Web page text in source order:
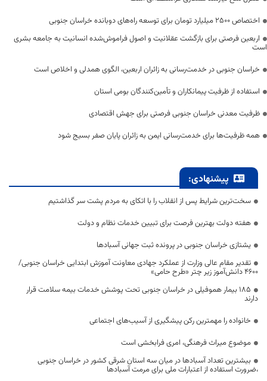
اختصاص 2500 میلیارد تومان برای توسعه راه‌های دوبانده خراسان جنوبی
اربعین فرصتی برای بازگشت عقلانیت و اصول فراموش‌شده انسانیت به جامعه بشری
است
خراسان جنوبی در خدمت‌رسانی به زائران اربعین، الگوی همدلی و اخلاص است
استفاده از ظرفیت پیمانکاران و تأمین‌کنندگان بومی استان
ظرفیت معدنی خراسان جنوبی فرصتی برای جهش اقتصادی
همه ظرفیت‌ها برای خدمت‌رسانی ایمن به زائران پایان صفر بسیج شود
پیشنهادی:
سخت‌ترین شرایط پس از انقلاب را با اتکای به مردم پشت سر گذاشتیم
هفته دولت بهترین فرصت برای تبیین خدمات نظام و دولت
یشتازی خراسان جنوبی در پرونده ثبت جهانی آسبادها
تقدیر مقام عالی وزارت از عملکرد جهادی معاونت آموزش ابتدایی خراسان جنوبی/
۴۶۰۰ دانش‌آموز زیر چتر «طرح حامی»
۱۸۵ بیمار هموفیلی در خراسان جنوبی تحت پوشش خدمات بیمه سلامت قرار
دارند
خانواده را مهمترین رکن پیشگیری از آسیب‌های اجتماعی
موضوع میراث فرهنگی، امری فرابخشی است
بیشترین تعداد آسبادها در میان سه استان شرقی کشور در خراسان جنوبی
،ضرورت استفاده از اعتبارات ملی برای مرمت آسبادها